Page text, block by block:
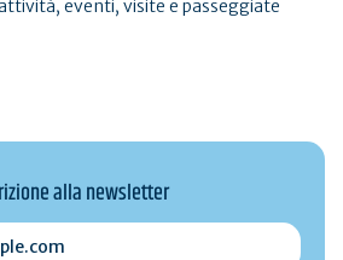
eventi, visite e passeggiate
alla newsletter